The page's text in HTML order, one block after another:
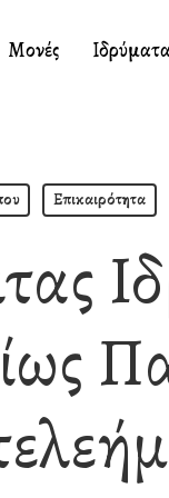
Μονές
Επικαιρότητα